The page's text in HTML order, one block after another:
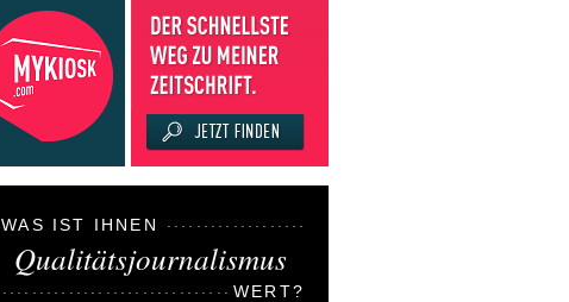
WAS IST IHNEN
Qualitätsjournalismus
WERT?